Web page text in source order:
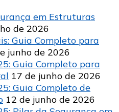
em Estruturas
de 2026
Guia Completo para
junho de 2026
Guia Completo para
17 de junho de 2026
Guia Completo de
12 de junho de 2026